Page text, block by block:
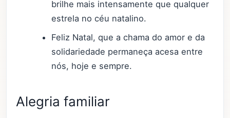
brilhe mais intensamente que qualquer
estrela no céu natalino.
Feliz Natal, que a chama do amor e da
solidariedade permaneça acesa entre
nós, hoje e sempre.
Alegria familiar